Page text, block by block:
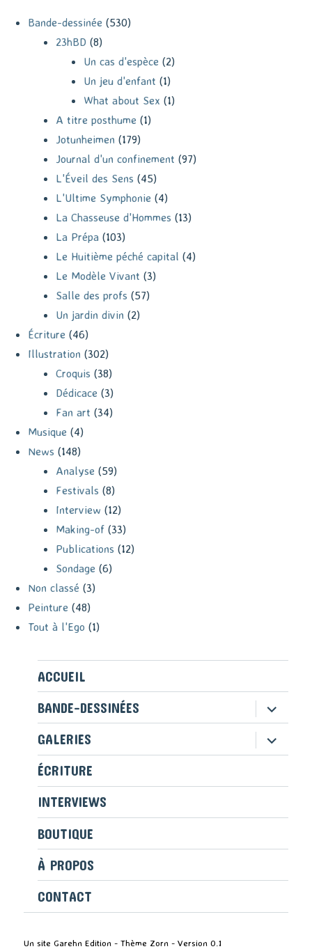
Bande-dessinée (530)
23hBD (8)
Un cas d'espèce (2)
Un jeu d'enfant (1)
What about Sex (1)
A titre posthume (1)
Jotunheimen (179)
Journal d'un confinement (97)
L'Éveil des Sens (45)
L'Ultime Symphonie (4)
La Chasseuse d'Hommes (13)
La Prépa (103)
Le Huitième péché capital (4)
Le Modèle Vivant (3)
Salle des profs (57)
Un jardin divin (2)
Écriture (46)
Illustration (302)
Croquis (38)
Dédicace (3)
Fan art (34)
Musique (4)
News (148)
Analyse (59)
Festivals (8)
Interview (12)
Making-of (33)
Publications (12)
Sondage (6)
Non classé (3)
Peinture (48)
Tout à l'Ego (1)
ACCUEIL
BANDE-DESSINÉES
ouvrir
le
sous-
menu
GALERIES ouvrir
le
ÉCRITURE
INTERVIEWS
BOUTIQUE
À PROPOS
CONTACT
Un site Garehn Edition - Thème Zorn - Version 0.1